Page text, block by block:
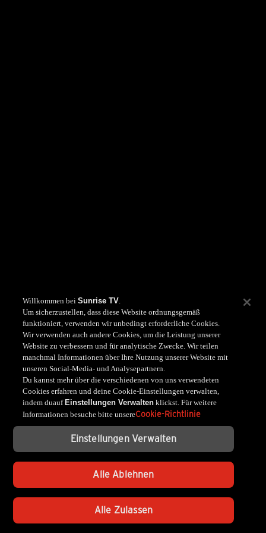
Willkommen beiSunrise TV.
Um sicherzustellen, dass diese Website ordnungsgemäß
funktioniert, verwenden wir unbedingt erforderliche Cookies.
Wir verwenden auch andere Cookies, um die Leistung unserer
Website zu verbessern und für analytische Zwecke. Wir teilen
manchmal Informationen über Ihre Nutzung unserer Website mit
unseren Social-Media- und Analysepartnern.
Du kannst mehr über die verschiedenen von uns verwendeten
Cookies erfahren und deine Cookie-Einstellungen verwalten,
indem duauf Einstellungen Verwalten klickst. Für weitere
Informationen besuche bitte unsereCookie-Richtlinie
Einstellungen Verwalten
Alle Ablehnen
Alle Zulassen